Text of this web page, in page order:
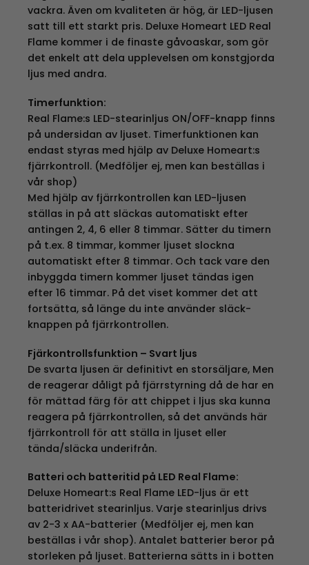
vackra. Även om kvaliteten är hög, är LED-ljusen
satt till ett starkt pris. Deluxe Homeart LED Real
Flame kommer i de finaste gåvoaskar, som gör
det enkelt att dela upplevelsen om konstgjorda
ljus med andra.
Timerfunktion:
Real Flame:s LED-stearinljus ON/OFF-knapp finns
på undersidan av ljuset. Timerfunktionen kan
endast styras med hjälp av Deluxe Homeart:s
fjärrkontroll. (Medföljer ej, men kan beställas i
vår shop)
Med hjälp av fjärrkontrollen kan LED-ljusen
ställas in på att släckas automatiskt efter
antingen 2, 4, 6 eller 8 timmar. Sätter du timern
på t.ex. 8 timmar, kommer ljuset slockna
automatiskt efter 8 timmar. Och tack vare den
inbyggda timern kommer ljuset tändas igen
efter 16 timmar. På det viset kommer det att
fortsätta, så länge du inte använder släck-
knappen på fjärrkontrollen.
Fjärkontrollsfunktion – Svart ljus
De svarta ljusen är definitivt en storsäljare, Men
de reagerar dåligt på fjärrstyrning då de har en
för mättad färg för att chippet i ljus ska kunna
reagera på fjärrkontrollen, så det används här
fjärrkontroll för att ställa in ljuset eller
tända/släcka underifrån.
Batteri och batteritid på LED Real Flame:
Deluxe Homeart:s Real Flame LED-ljus är ett
batteridrivet stearinljus. Varje stearinljus drivs
av 2-3 x AA-batterier (Medföljer ej, men kan
beställas i vår shop). Antalet batterier beror på
storleken på ljuset. Batterierna sätts in i botten